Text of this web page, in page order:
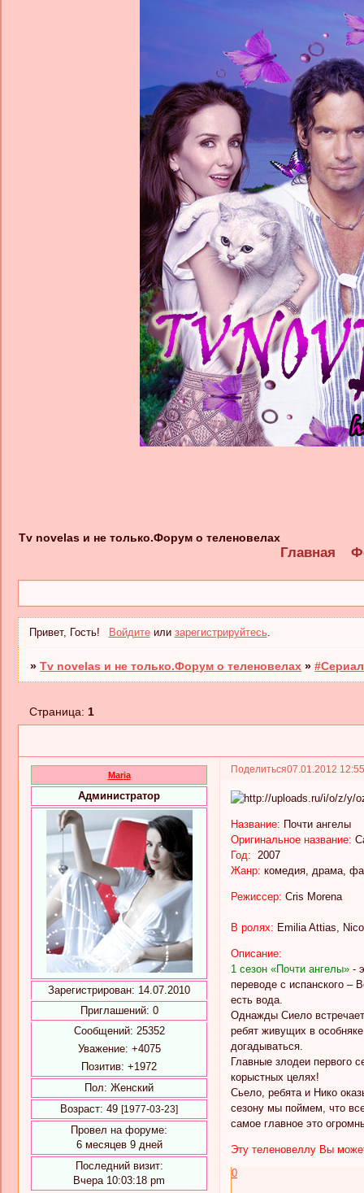
Tv novelas и не только.Форум о теленовелах
Главная
Привет, Гость! Войдитеили зарегистрируйтесь.
»Tv novelas и не только.Форум о теленовелах »
Страница:1
Поделиться07.01.2012
Maria
Администратор
Зарегистрирован: 14.07.2010
Приглашений: 0
Сообщений: 25352
Уважение: +4075
Позитив: +1972
Пол: Женский
Возраст: 49 [1977-03-23]
Провел на форуме:
6 месяцев 9 дней
Последний визит:
Вчера 10:03:18 pm
Название: Почти ангелы
Оригинальное название:
Год: 2007
Жанр: комедия, драма,
Режиссер: Cris Morena
В ролях: Emilia Attias,
Описание:
1 сезон «Почти ангелы» -
переводе с испанского –
есть вода.
Однажды Сиело
ребят живущих в
догадываться.
Главные злодеи первого
корыстных целях!
Сьело, ребята и Нико
сезону мы поймем, что
самое главное это
Эту теленовеллу Вы
0